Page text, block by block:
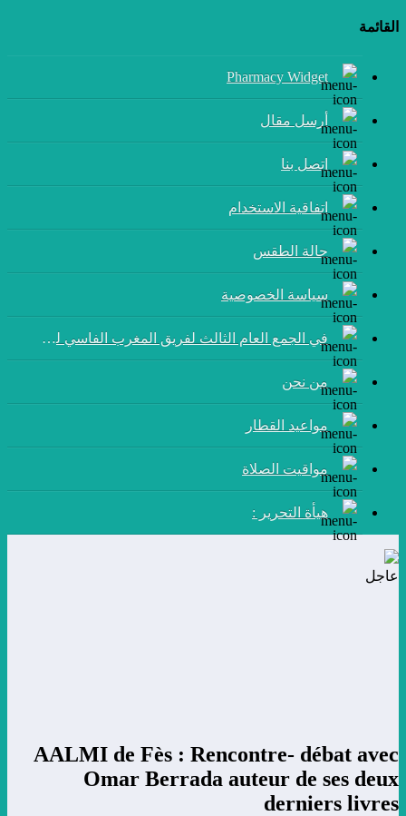
القائمة
Pharmacy Widget
أرسل مقال
إتصل بنا
اتفاقية الاستخدام
حالة الطقس
سياسة الخصوصية
في الجمع العام الثالث لفريق المغرب الفاسي لكرة القدم:
من نحن
مواعيد القطار
مواقيت الصلاة
هيأة التحرير :
عاجل
AALMI de Fès : Rencontre- débat avec
Omar Berrada auteur de ses deux
derniers livres